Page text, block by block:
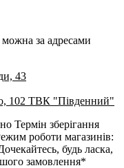
за адресами
43
102 ТВК "Південний"
Термін зберігання
роботи магазинів:
будь ласка,
замовлення*